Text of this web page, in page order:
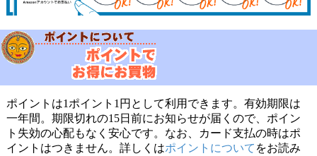
ポイントは1ポイント1円として利用できます。有効期限は
一年間。期限切れの15日前にお知らせが届くので、ポイン
ト失効の心配もなく安心です。なお、カード支払の時はポ
イントはつきません。詳しくはポイントについて をお読み